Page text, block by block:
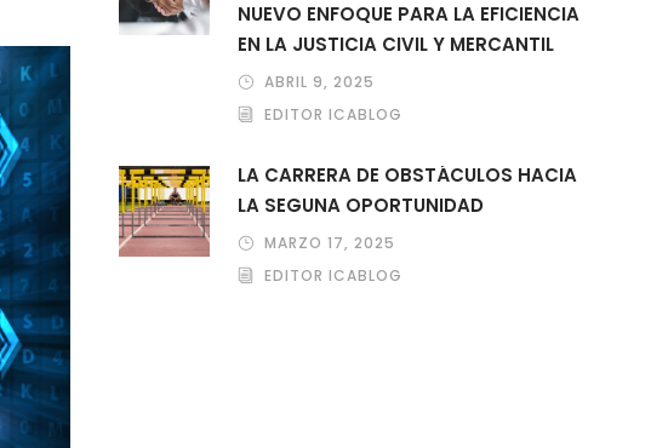
NUEVO ENFOQUE PARA LA EFICIENCIA
EN LA JUSTICIA CIVIL Y MERCANTIL
ABRIL 9, 2025
EDITOR ICABLOG
LA CARRERA DE OBSTÁCULOS HACIA
LA SEGUNA OPORTUNIDAD
MARZO 17, 2025
EDITOR ICABLOG